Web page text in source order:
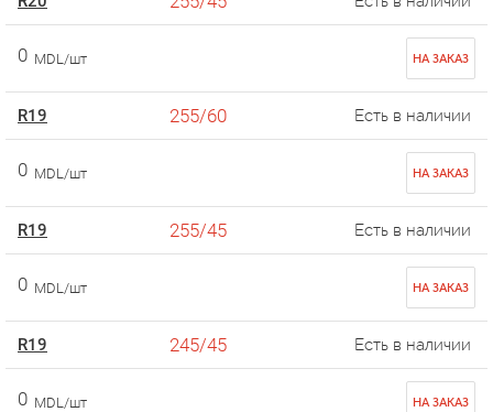
0 MDL/шт НА ЗАКАЗ
R19 255/60 Есть в наличии
0 MDL/шт НА ЗАКАЗ
R19 255/45 Есть в наличии
0 MDL/шт НА ЗАКАЗ
R19 245/45 Есть в наличии
0 MDL/шт НА ЗАКАЗ